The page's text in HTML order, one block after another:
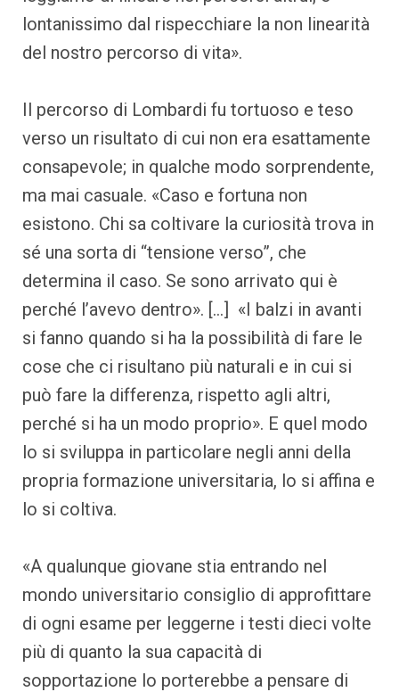
lontanissimo dal rispecchiare la non linearità
del nostro percorso di vita».
Il percorso di Lombardi fu tortuoso e teso
verso un risultato di cui non era esattamente
consapevole; in qualche modo sorprendente,
ma mai casuale. «Caso e fortuna non
esistono. Chi sa coltivare la curiosità trova in
sé una sorta di “tensione verso”, che
determina il caso. Se sono arrivato qui è
perché l’avevo dentro». […] «I balzi in avanti
si fanno quando si ha la possibilità di fare le
cose che ci risultano più naturali e in cui si
può fare la differenza, rispetto agli altri,
perché si ha un modo proprio». E quel modo
lo si sviluppa in particolare negli anni della
propria formazione universitaria, lo si affina e
lo si coltiva.
«A qualunque giovane stia entrando nel
mondo universitario consiglio di approfittare
di ogni esame per leggerne i testi dieci volte
più di quanto la sua capacità di
sopportazione lo porterebbe a pensare di